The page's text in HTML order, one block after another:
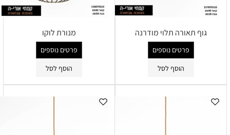
גוף תאורה תלוי מודרנה
פרטים נוספים
הוסף לסל
מנורת לוקו
פרטים נוספים
הוסף לסל